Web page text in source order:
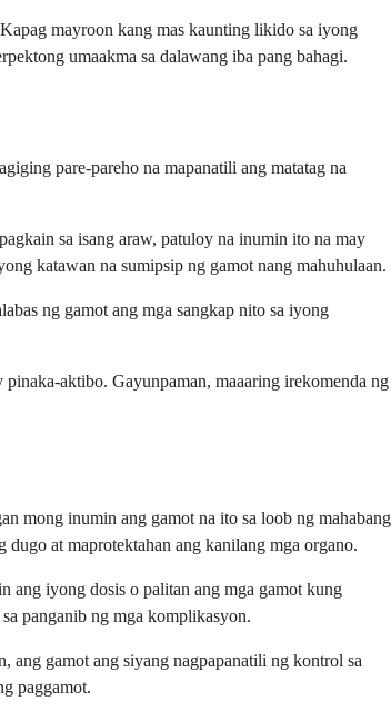
mayroon kang mas kaunting likido sa iyong
umaakma sa dalawang iba pang bahagi.
pare-pareho na mapanatili ang matatag na
sa isang araw, patuloy na inumin ito na may
katawan na sumipsip ng gamot nang mahuhulaan.
ng gamot ang mga sangkap nito sa iyong
aktibo. Gayunpaman, maaaring irekomenda ng
mong inumin ang gamot na ito sa loob ng mahabang
at maprotektahan ang kanilang mga organo.
ang iyong dosis o palitan ang mga gamot kung
panganib ng mga komplikasyon.
ang gamot ang siyang nagpapanatili ng kontrol sa
paggamot.